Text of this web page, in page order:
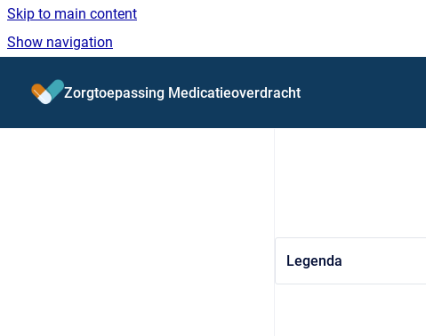
Skip to main content
Show navigation
Go to homepage
Zorgtoepassing Medicatieoverdracht
Legenda